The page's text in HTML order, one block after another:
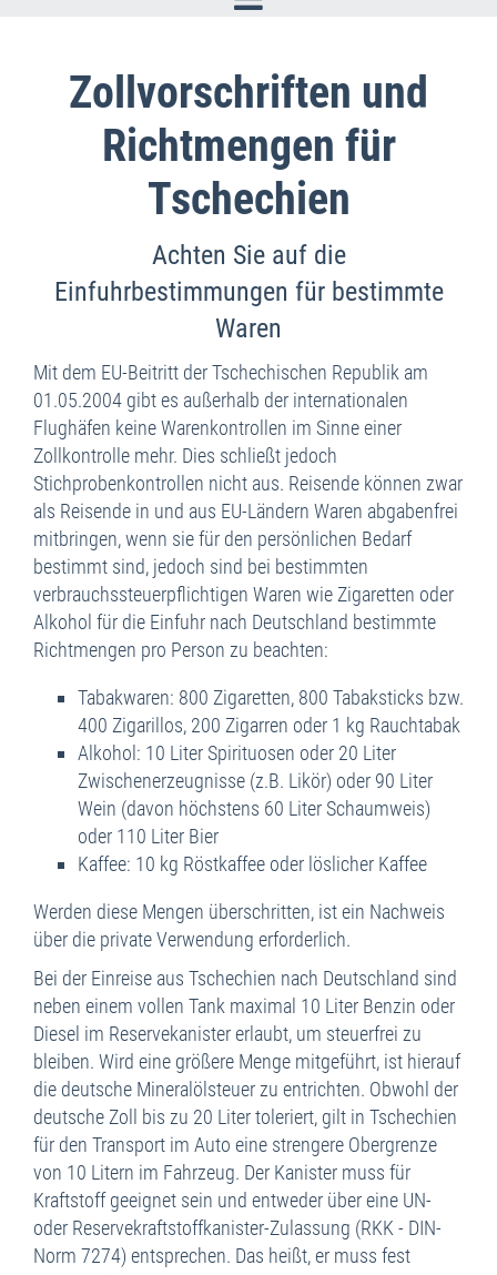
Zollvorschriften und
Richtmengen für
Tschechien
Achten Sie auf die
Einfuhrbestimmungen für bestimmte
Waren
Mit dem EU-Beitritt der Tschechischen Republik am
01.05.2004 gibt es außerhalb der internationalen
Flughäfen keine Warenkontrollen im Sinne einer
Zollkontrolle mehr. Dies schließt jedoch
Stichprobenkontrollen nicht aus. Reisende können zwar
als Reisende in und aus EU-Ländern Waren abgabenfrei
mitbringen, wenn sie für den persönlichen Bedarf
bestimmt sind, jedoch sind bei bestimmten
verbrauchssteuerpflichtigen Waren wie Zigaretten oder
Alkohol für die Einfuhr nach Deutschland bestimmte
Richtmengen pro Person zu beachten:
Tabakwaren: 800 Zigaretten, 800 Tabaksticks bzw.
400 Zigarillos, 200 Zigarren oder 1 kg Rauchtabak
Alkohol: 10 Liter Spirituosen oder 20 Liter
Zwischenerzeugnisse (z.B. Likör) oder 90 Liter
Wein (davon höchstens 60 Liter Schaumweis)
oder 110 Liter Bier
Kaffee: 10 kg Röstkaffee oder löslicher Kaffee
Werden diese Mengen überschritten, ist ein Nachweis
über die private Verwendung erforderlich.
Bei der Einreise aus Tschechien nach Deutschland sind
neben einem vollen Tank maximal 10 Liter Benzin oder
Diesel im Reservekanister erlaubt, um steuerfrei zu
bleiben. Wird eine größere Menge mitgeführt, ist hierauf
die deutsche Mineralölsteuer zu entrichten. Obwohl der
deutsche Zoll bis zu 20 Liter toleriert, gilt in Tschechien
für den Transport im Auto eine strengere Obergrenze
von 10 Litern im Fahrzeug. Der Kanister muss für
Kraftstoff geeignet sein und entweder über eine UN-
oder Reservekraftstoffkanister-Zulassung (RKK - DIN-
Norm 7274) entsprechen. Das heißt, er muss fest